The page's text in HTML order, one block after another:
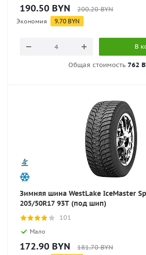
190.50 BYN 200.20BYN
Экономия 9.70 BYN
В
Общая стоимость 762
Зимняя шина WestLake IceMaster
205/50R17 93T (под шип)
101
Мало
172.90 BYN 181.70BYN